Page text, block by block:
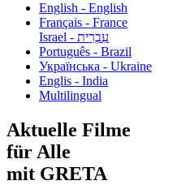
English - English
Français - France
עִבְרִית - Israel
Português - Brazil
Українська - Ukraine
Englis - India
Multilingual
Aktuelle Filme
für Alle
mit GRETA